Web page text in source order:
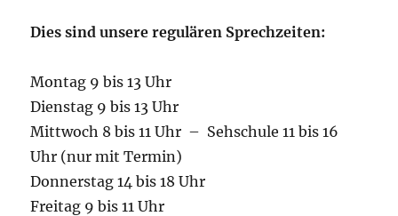
Dies sind unsere regulären Sprechzeiten:
Montag 9 bis 13 Uhr
Dienstag 9 bis 13 Uhr
Mittwoch 8 bis 11 Uhr – Sehschule 11 bis 16
Uhr (nur mit Termin)
Donnerstag 14 bis 18 Uhr
Freitag 9 bis 11 Uhr